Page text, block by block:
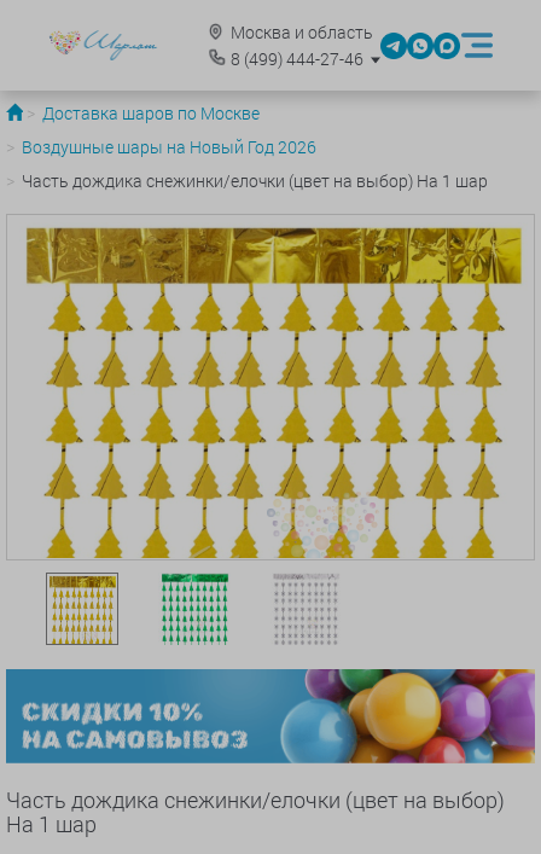
Москва и область
8 (499)444-27-46
Доставка шаров по Москве
Воздушные шары на Новый Год 2026
Часть дождика снежинки/елочки (цвет на выбор) На 1 шар
Часть дождика снежинки/елочки (цвет на выбор)
На 1 шар